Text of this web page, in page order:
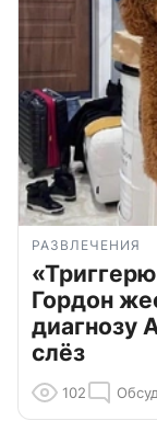
РАЗВЛЕЧЕНИЯ
Гордон
диагнозу
слёз
102